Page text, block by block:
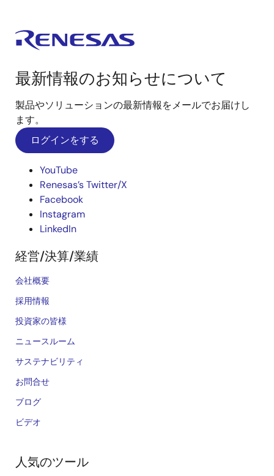
最新情報のお知らせについて
製品やソリューションの最新情報をメールでお届けし
ます。
ログインをする
YouTube
Renesas’s Twitter/X
Facebook
Instagram
LinkedIn
経営/決算/業績
会社概要
採用情報
投資家の皆様
ニュースルーム
サステナビリティ
お問合せ
ブログ
ビデオ
人気のツール